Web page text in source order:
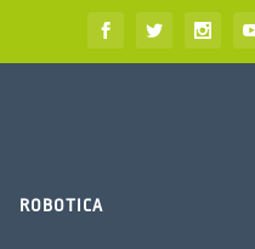
ROBOTICA